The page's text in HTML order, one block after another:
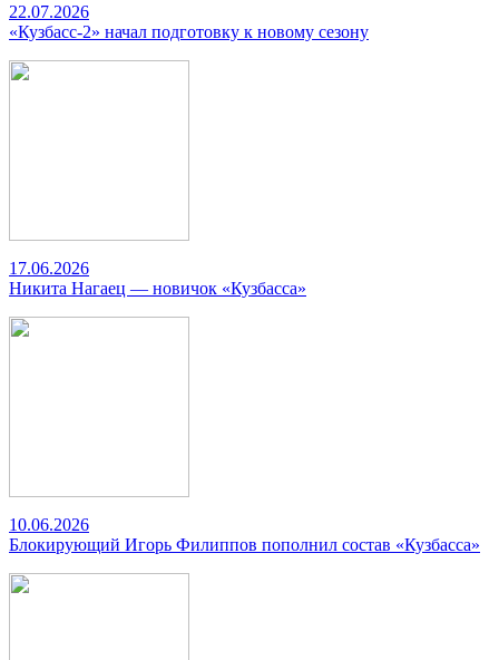
22.07.2026
«Кузбасс-2» начал подготовку к новому сезону
17.06.2026
Никита Нагаец — новичок «Кузбасса»
10.06.2026
Блокирующий Игорь Филиппов пополнил состав «Кузбасса»